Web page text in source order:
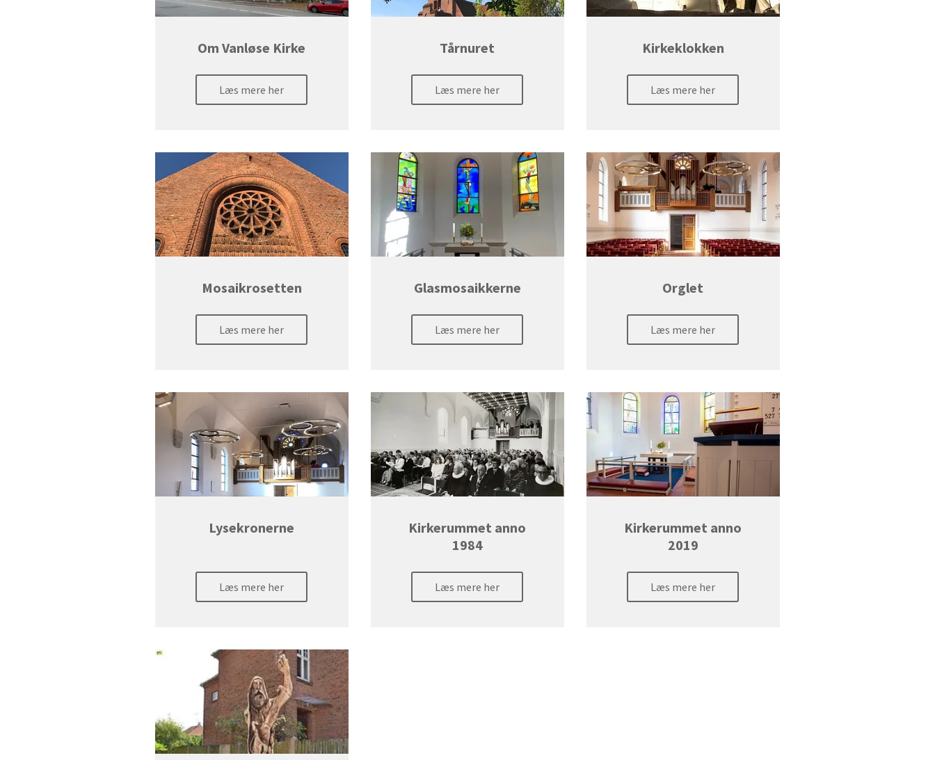
Om Vanløse Kirke
Læs mere her
Tårnuret
Læs mere her
Kirkeklokken
Læs mere her
Mosaikrosetten
Læs mere her
Glasmosaikkerne
Læs mere her
Orglet
Læs mere her
Lysekronerne
Læs mere her
Kirkerummet anno
1984
Læs mere her
Kirkerummet anno
2019
Læs mere her